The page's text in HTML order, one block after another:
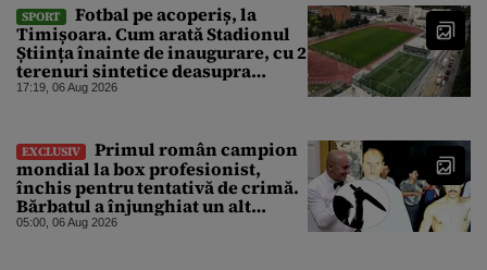
SPORT
Fotbal pe acoperiș, la
Timișoara. Cum arată Stadionul
Știința înainte de inaugurare, cu 2
terenuri sintetice deasupra
tribunei
17:19, 06 Aug 2026
EXCLUSIV
Primul român campion
mondial la box profesionist,
închis pentru tentativă de crimă.
Bărbatul a înjunghiat un alt
interlop periculos
05:00, 06 Aug 2026